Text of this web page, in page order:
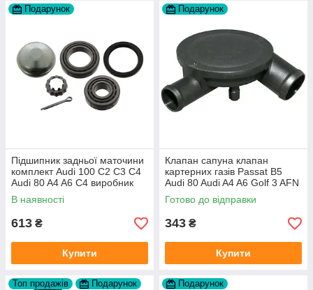
Подарунок
Підшипник задньої маточини
комплект Audi 100 C2 C3 C4
Audi 80 A4 A6 C4 виробник
FAG
В наявності
613 ₴
Купити
Подарунок
Клапан сапуна клапан
картерних газів Passat B5
Audi 80 Audi A4 A6 Golf 3 AFN
1Y AAZ 1Z AFF AEY AAZ AHB
AHU
Готово до відправки
343 ₴
Купити
Топ продажів Подарунок Подарунок